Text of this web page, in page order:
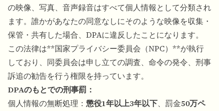
の映像、写真、音声録音はすべて個人情報として分類され
ます。誰かがあなたの同意なしにそのような映像を収集・
保管・共有した場合、DPAに違反したことになります。
この法律は**国家プライバシー委員会（NPC）**が執行
しており、同委員会は申し立ての調査、命令の発令、刑事
訴追の勧告を行う権限を持っています。
DPAのもとでの刑事罰：
個人情報の無断処理： 懲役1年以上3年以下、罰金50万ペ